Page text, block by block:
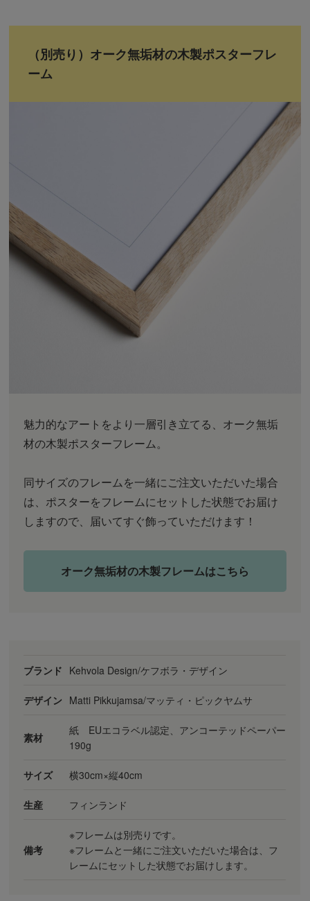
（別売り）オーク無垢材の木製ポスターフレ
ーム
魅力的なアートをより一層引き立てる、オーク無垢
材の木製ポスターフレーム。
同サイズのフレームを一緒にご注文いただいた場合
は、ポスターをフレームにセットした状態でお届け
しますので、届いてすぐ飾っていただけます！
オーク無垢材の木製フレームはこちら
ブランド Kehvola Design/ケフボラ・デザイン
デザイン Matti Pikkujamsa/マッティ・ピックヤムサ
素材
紙 EUエコラベル認定、アンコーテッドペーパー
190g
サイズ 横30cm×縦40cm
生産 フィンランド
備考
※フレームは別売りです。
※フレームと一緒にご注文いただいた場合は、フ
レームにセットした状態でお届けします。